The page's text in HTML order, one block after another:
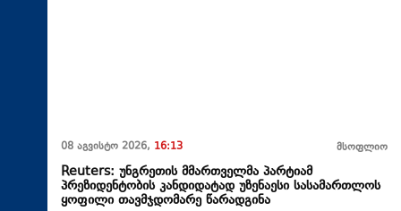
08 აგვისტო 2026, 16:13 მსოფლიო
Reuters: უნგრეთის მმართველმა პარტიამ
პრეზიდენტობის კანდიდატად უზენაესი სასამართლოს
ყოფილი თავმჯდომარე წარადგინა